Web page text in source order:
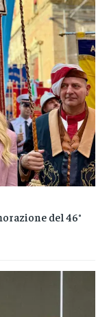
del 46°